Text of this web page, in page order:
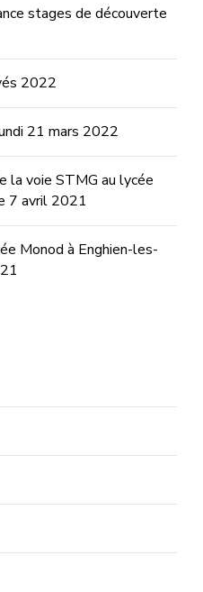
stages de découverte
2022
21 mars 2022
la voie STMG au lycée
7 avril 2021
Monod à Enghien-les-